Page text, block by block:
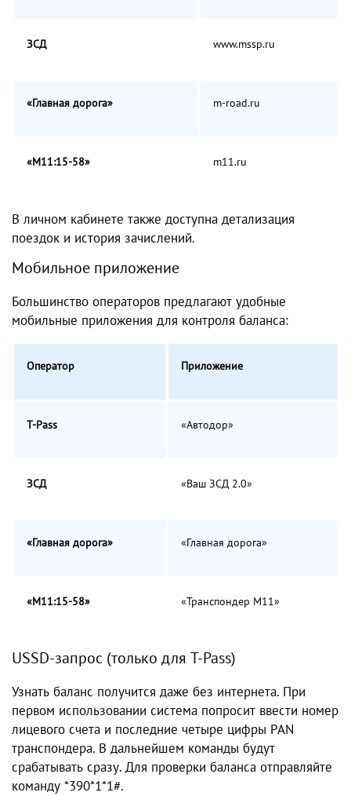
ЗСД www.mssp.ru
«Главная дорога» m-road.ru
«М11:15-58» m11.ru
В личном кабинете также доступна детализация
поездок и история зачислений.
Мобильное приложение
Большинство операторов предлагают удобные
мобильные приложения для контроля баланса:
Оператор Приложение
T-Pass «Автодор»
ЗСД «Ваш ЗСД 2.0»
«Главная дорога» «Главная дорога»
«М11:15-58» «Транспондер М11»
USSD-запрос (только для T-Pass)
Узнать баланс получится даже без интернета. При
первом использовании система попросит ввести номер
лицевого счета и последние четыре цифры PAN
транспондера. В дальнейшем команды будут
срабатывать сразу. Для проверки баланса отправляйте
команду *390*1*1#.